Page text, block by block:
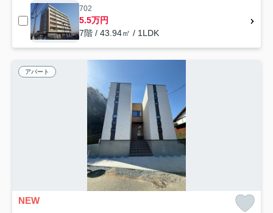
702
5.5万円
7階 / 43.94㎡ / 1LDK
アパート
NEW